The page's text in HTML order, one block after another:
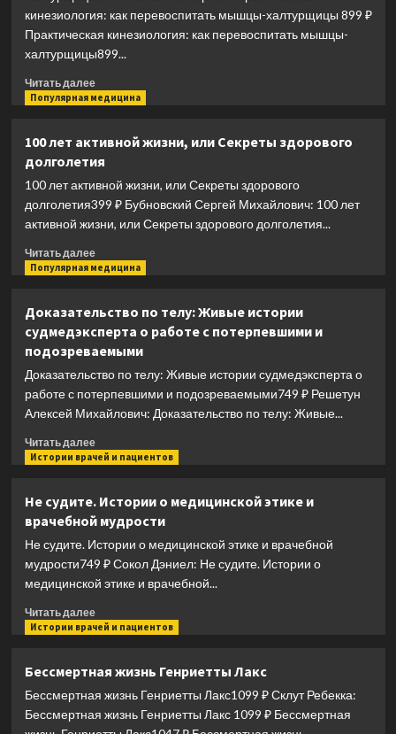
в
любом
возрасте
кинезиология: как перевоспитать мышцы-халтурщицы 899 ₽
Практическая кинезиология: как перевоспитать мышцы-
халтурщицы899...
Читать далееПрочитать
больше
кинезиология:
как
перевоспитать
мышцы-
халтурщицы
Популярная медицина
100 лет активной жизни, или Секреты здорового
долголетия
100 лет активной жизни, или Секреты здорового
долголетия399 ₽ Бубновский Сергей Михайлович: 100 лет
активной жизни, или Секреты здорового долголетия...
Читать далееПрочитать
больше
лет
активной
жизни,
здорового
долголетия
Популярная медицина
Доказательство по телу: Живые истории
судмедэксперта о работе с потерпевшими и
подозреваемыми
Доказательство по телу: Живые истории судмедэксперта о
работе с потерпевшими и подозреваемыми749 ₽ Решетун
Алексей Михайлович: Доказательство по телу: Живые...
Читать далееПрочитать
больше
по
телу:
Живые
истории
судмедэксперта
о
работе
с
подозреваемыми
Истории врачей и пациентов
Не судите. Истории о медицинской этике и
врачебной мудрости
Не судите. Истории о медицинской этике и врачебной
мудрости749 ₽ Сокол Дэниел: Не судите. Истории о
медицинской этике и врачебной...
Читать далееПрочитать
больше
судите.
Истории
о
медицинской
Истории врачей и пациентов
Бессмертная жизнь Генриетты Лакс
Бессмертная жизнь Генриетты Лакс1099 ₽ Склут Ребекка:
Бессмертная жизнь Генриетты Лакс 1099 ₽ Бессмертная